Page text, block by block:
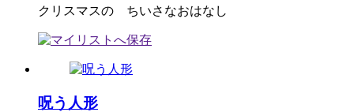
クリスマスの ちいさなおはなし
呪う人形